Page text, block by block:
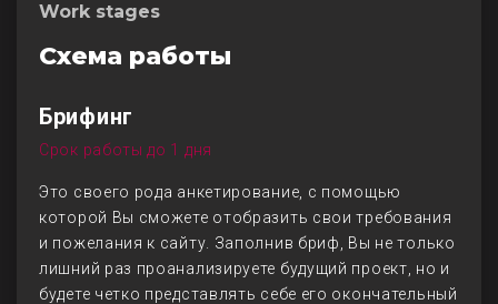
Work stages
Схема работы
Брифинг
Срок работы до 1 дня
Это своего рода анкетирование, с помощью
которой Вы сможете отобразить свои требования
и пожелания к сайту. Заполнив бриф, Вы не только
лишний раз проанализируете будущий проект, но и
будете четко представлять себе его окончательный